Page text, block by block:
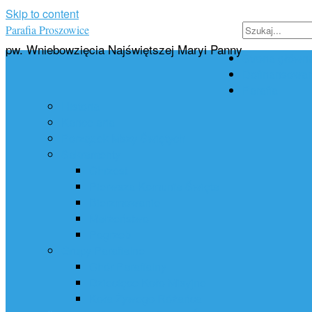
Skip to content
Parafia Proszowice
pw. Wniebowzięcia Najświętszej Maryi Panny